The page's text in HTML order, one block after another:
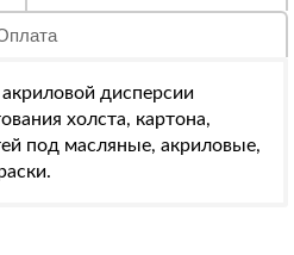
дисперсии
холста, картона,
под масляные, акриловые,